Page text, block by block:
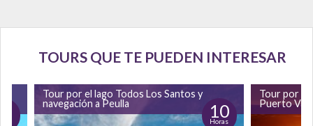
TOURS QUE TE PUEDEN INTERESAR
Tour por el lago Todos Los Santos y
navegación a Peulla
10
Horas
Tour por
Puerto